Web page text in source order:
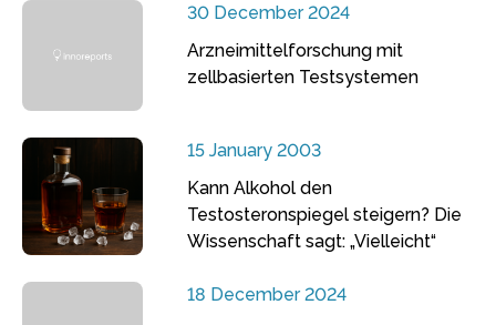
30 December 2024
Arzneimittelforschung mit
zellbasierten Testsystemen
15 January 2003
Kann Alkohol den
Testosteronspiegel steigern? Die
Wissenschaft sagt: „Vielleicht“
18 December 2024